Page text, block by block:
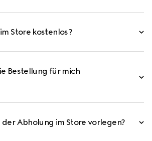
Store kostenlos?
Bestellung für mich
der Abholung im Store vorlegen?